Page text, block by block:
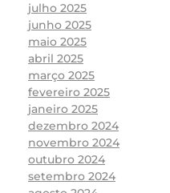
julho 2025
junho 2025
maio 2025
abril 2025
março 2025
fevereiro 2025
janeiro 2025
dezembro 2024
novembro 2024
outubro 2024
setembro 2024